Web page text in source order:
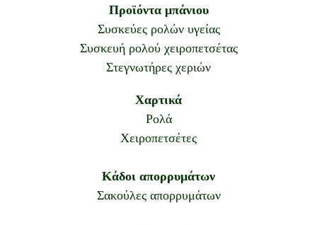
Προϊόντα μπάνιου
Συσκεύες ρολών υγείας
Συσκευή ρολού χειροπετσέτας
Στεγνωτήρες χεριών
Χαρτικά
Ρολά
Χειροπετσέτες
Κάδοι απορρυμάτων
Σακούλες απορρυμάτων